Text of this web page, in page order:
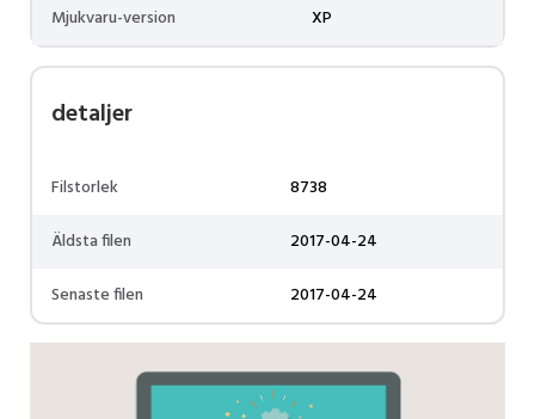
Mjukvaru-version XP
detaljer
Filstorlek
8738
Äldsta filen
2017-04-24
Senaste filen
2017-04-24